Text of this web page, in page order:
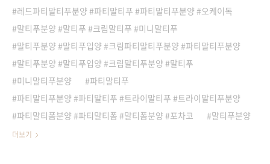
레드파티말티푸분양 #파티말티푸 #파티말티푸분양 #오케이독
말티푸분양 #말티푸 #크림말티푸 #미니말티푸
말티푸분양 #말티푸입양 #크림파티말티푸분양 #파티말티푸분양
말티푸분양 #말티푸입양 #크림말티푸분양 #말티푸
미니말티푸분양
파티말티푸
파티말티푸분양 #파티말티푸 #트라이말티푸 #트라이말티푸분양
파티말티폼분양 #파티말티폼 #말티폼분양 #포차코
말티푸분양
더보기